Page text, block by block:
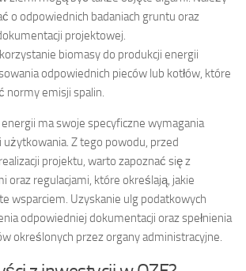
o odpowiednich badaniach gruntu oraz
projektowej.
biomasy do produkcji energii
odpowiednich pieców lub kotłów, które
normy emisji spalin.
energii ma swoje specyficzne wymagania
użytkowania. Z tego powodu, przed
projektu, warto zapoznać się z
oraz regulacjami, które określają, jakie
wsparciem. Uzyskanie ulg podatkowych
odpowiedniej dokumentacji oraz spełnienia
określonych przez organy administracyjne.